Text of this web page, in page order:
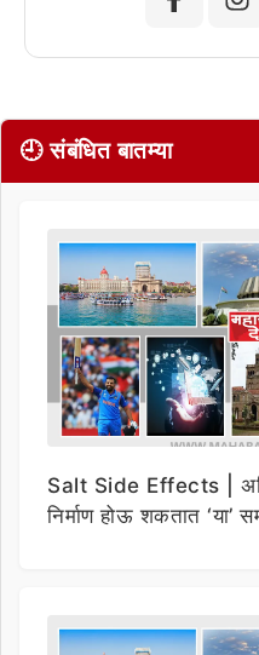
🕘 संबंधित बातम्या
Salt Side Effects |
निर्माण होऊ शकतात ‘या’